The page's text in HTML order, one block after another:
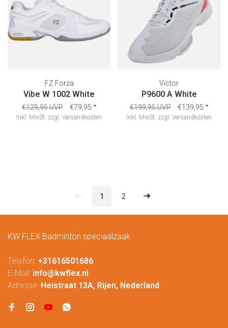
FZ Forza
Vibe W 1002 White
€129,95 UVP €79,95 *
Inkl. MwSt. zzgl. Versandkosten
Victor
P9600 A White
€199,95 UVP €139,95 *
Inkl. MwSt. zzgl. Versandkosten
1 2
KW FLEX Badminton speciaalzaak
Telefon: +31616501686
E-Mail: info@kwflex.nl
Adresse: Heistraat 13A, Rijen, Nederland